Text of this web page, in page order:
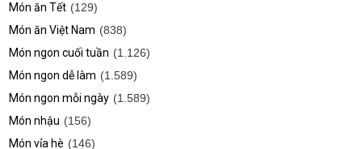
Món ăn Tết (129)
Món ăn Việt Nam (838)
Món ngon cuối tuần (1.126)
Món ngon dễ làm (1.589)
Món ngon mỗi ngày (1.589)
Món nhậu (156)
Món vỉa hè (146)